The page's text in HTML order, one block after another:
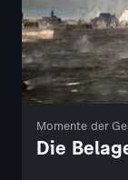
Momente der
Die